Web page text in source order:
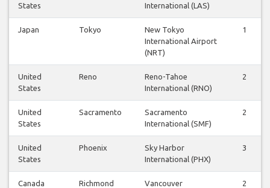
States
International (LAS)
Japan Tokyo
New Tokyo
International Airport
(NRT)
1
United
States
Reno
Reno-Tahoe
International (RNO)
2
United
States
Sacramento
Sacramento
International (SMF)
2
United
States
Phoenix
Sky Harbor
International (PHX)
3
Canada
Richmond
Vancouver
2